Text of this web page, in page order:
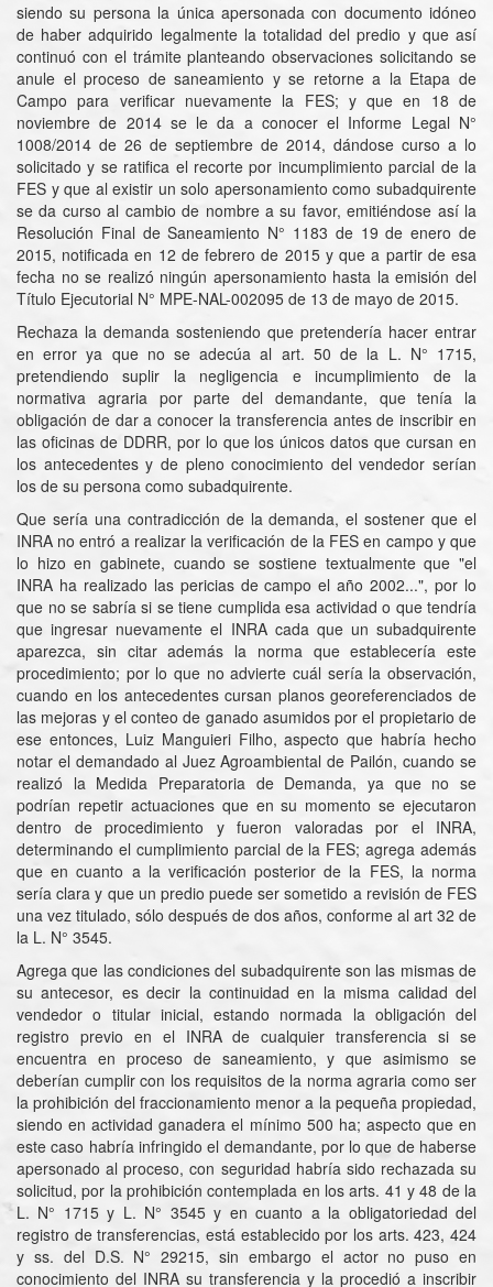
siendo su persona la única apersonada con documento idóneo
de haber adquirido legalmente la totalidad del predio y que así
continuó con el trámite planteando observaciones solicitando se
anule el proceso de saneamiento y se retorne a la Etapa de
Campo para verificar nuevamente la FES; y que en 18 de
noviembre de 2014 se le da a conocer el Informe Legal N°
1008/2014 de 26 de septiembre de 2014, dándose curso a lo
solicitado y se ratifica el recorte por incumplimiento parcial de la
FES y que al existir un solo apersonamiento como subadquirente
se da curso al cambio de nombre a su favor, emitiéndose así la
Resolución Final de Saneamiento N° 1183 de 19 de enero de
2015, notificada en 12 de febrero de 2015 y que a partir de esa
fecha no se realizó ningún apersonamiento hasta la emisión del
Título Ejecutorial N° MPE-NAL-002095 de 13 de mayo de 2015.
Rechaza la demanda sosteniendo que pretendería hacer entrar
en error ya que no se adecúa al art. 50 de la L. N° 1715,
pretendiendo suplir la negligencia e incumplimiento de la
normativa agraria por parte del demandante, que tenía la
obligación de dar a conocer la transferencia antes de inscribir en
las oficinas de DDRR, por lo que los únicos datos que cursan en
los antecedentes y de pleno conocimiento del vendedor serían
los de su persona como subadquirente.
Que sería una contradicción de la demanda, el sostener que el
INRA no entró a realizar la verificación de la FES en campo y que
lo hizo en gabinete, cuando se sostiene textualmente que "el
INRA ha realizado las pericias de campo el año 2002...", por lo
que no se sabría si se tiene cumplida esa actividad o que tendría
que ingresar nuevamente el INRA cada que un subadquirente
aparezca, sin citar además la norma que establecería este
procedimiento; por lo que no advierte cuál sería la observación,
cuando en los antecedentes cursan planos georeferenciados de
las mejoras y el conteo de ganado asumidos por el propietario de
ese entonces, Luiz Manguieri Filho, aspecto que habría hecho
notar el demandado al Juez Agroambiental de Pailón, cuando se
realizó la Medida Preparatoria de Demanda, ya que no se
podrían repetir actuaciones que en su momento se ejecutaron
dentro de procedimiento y fueron valoradas por el INRA,
determinando el cumplimiento parcial de la FES; agrega además
que en cuanto a la verificación posterior de la FES, la norma
sería clara y que un predio puede ser sometido a revisión de FES
una vez titulado, sólo después de dos años, conforme al art 32 de
la L. N° 3545.
Agrega que las condiciones del subadquirente son las mismas de
su antecesor, es decir la continuidad en la misma calidad del
vendedor o titular inicial, estando normada la obligación del
registro previo en el INRA de cualquier transferencia si se
encuentra en proceso de saneamiento, y que asimismo se
deberían cumplir con los requisitos de la norma agraria como ser
la prohibición del fraccionamiento menor a la pequeña propiedad,
siendo en actividad ganadera el mínimo 500 ha; aspecto que en
este caso habría infringido el demandante, por lo que de haberse
apersonado al proceso, con seguridad habría sido rechazada su
solicitud, por la prohibición contemplada en los arts. 41 y 48 de la
L. N° 1715 y L. N° 3545 y en cuanto a la obligatoriedad del
registro de transferencias, está establecido por los arts. 423, 424
y ss. del D.S. N° 29215, sin embargo el actor no puso en
conocimiento del INRA su transferencia y la procedió a inscribir